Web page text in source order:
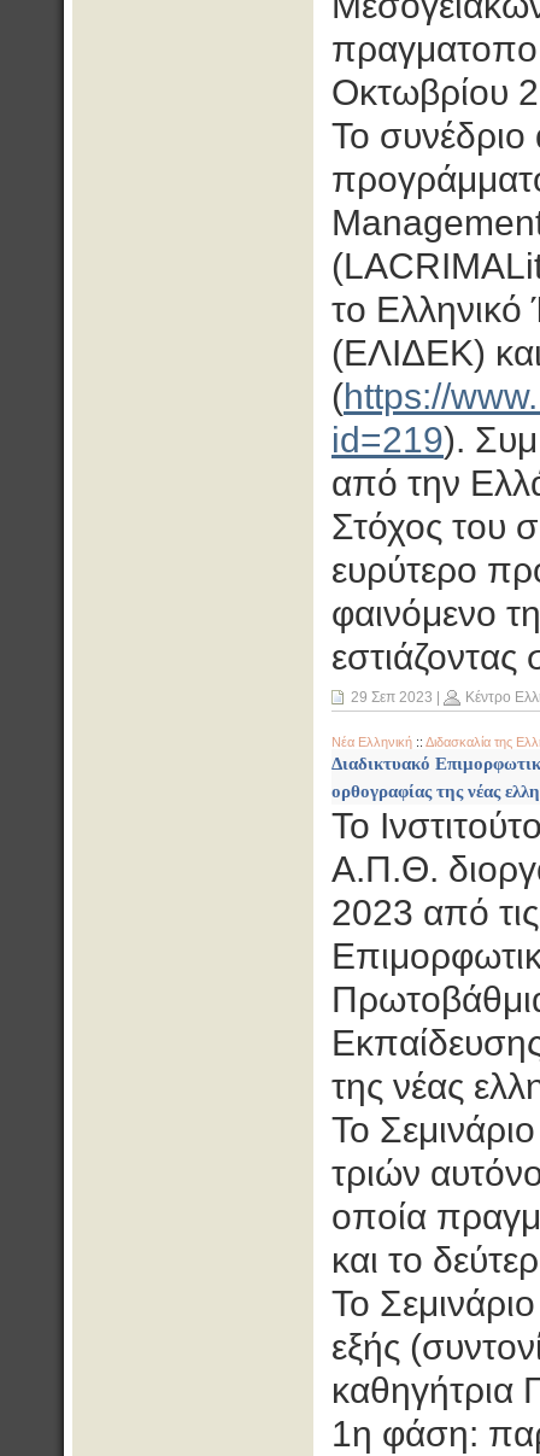
Οκτωβρίου
Το συνέδριο
το Ελληνικό
(ΕΛIΔΕΚ) και
(https://
id=219).
από την
Στόχος του
ευρύτερο
φαινόμενο
εστιάζοντας
29 Σεπ 2023 Κέντρο
Νέα Ελληνική :: Διδασκαλία της
Διαδικτυακό
ορθογραφίας της νέας
Το
Α.Π.Θ.
2023 από
της νέας
Το Σεμινάριο
τριών
οποία
και το
Το
εξής
καθηγήτρια
1η φάση: